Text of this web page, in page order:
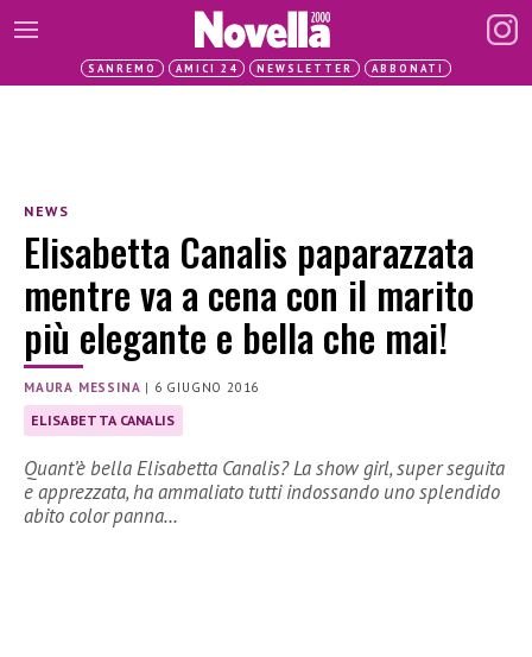
SANREMO AMICI 24 NEWSLETTER ABBONATI
NEWS
Elisabetta Canalis paparazzata
mentre va a cena con il marito
più elegante e bella che mai!
MAURA MESSINA | 6 GIUGNO 2016
ELISABETTA CANALIS
Quant’è bella Elisabetta Canalis? La show girl, super seguita
e apprezzata, ha ammaliato tutti indossando uno splendido
abito color panna…